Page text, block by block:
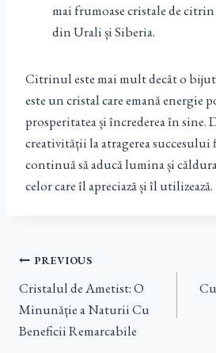
mai frumoase cristale de
din Urali și Siberia.
Citrinul este mai mult decât o
este un cristal care emană energie
prosperitatea și încrederea în sine.
creativității la atragerea succesului
continuă să aducă lumina și
celor care îl apreciază și îl utilizează.
Navigare
În
Articole
PREVIOUS
Cristalul de Ametist: O
Minunăție a Naturii Cu
Beneficii Remarcabile